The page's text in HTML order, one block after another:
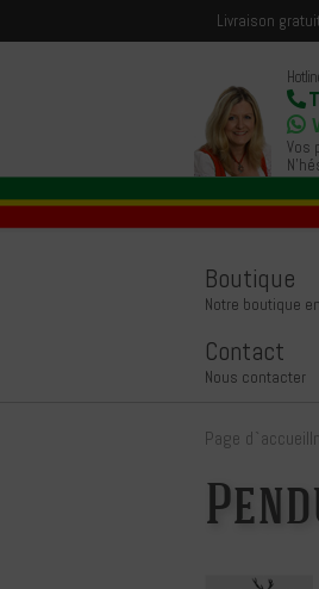
Livraison
Vos
Boutique
Notre boutique
Contact
Nous contacter
Page d`accueil